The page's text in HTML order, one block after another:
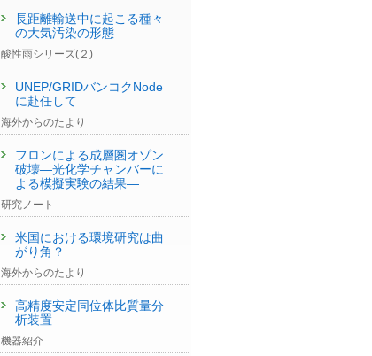
長距離輸送中に起こる種々
の大気汚染の形態
酸性雨シリーズ(２)
UNEP/GRIDバンコクNode
に赴任して
海外からのたより
フロンによる成層圏オゾン
破壊—光化学チャンバーに
よる模擬実験の結果—
研究ノート
米国における環境研究は曲
がり角？
海外からのたより
高精度安定同位体比質量分
析装置
機器紹介